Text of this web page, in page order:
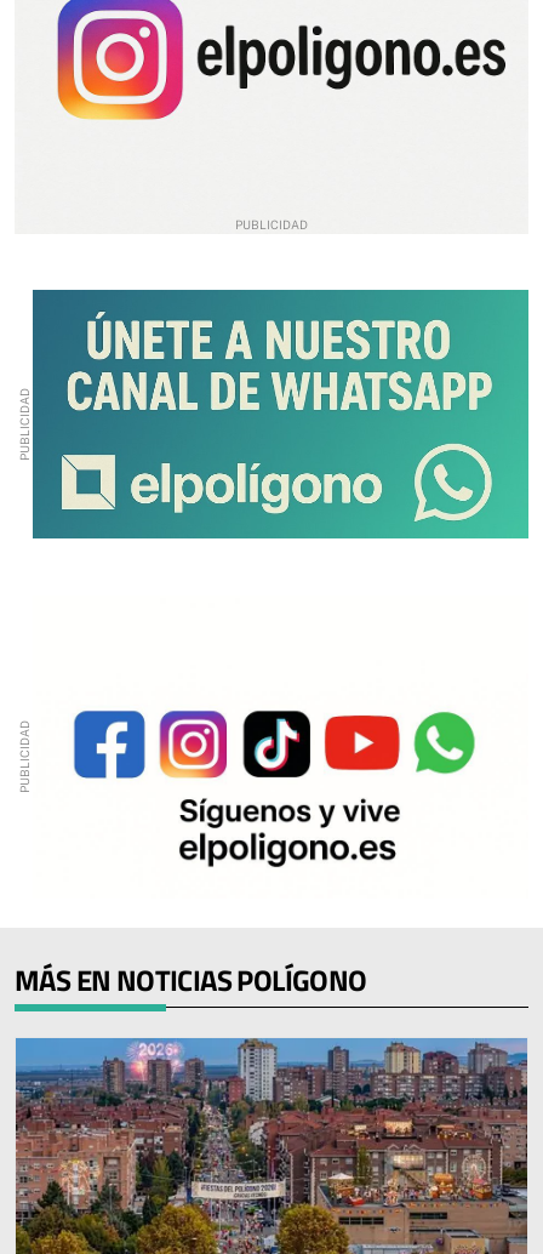
MÁS EN NOTICIAS POLÍGONO